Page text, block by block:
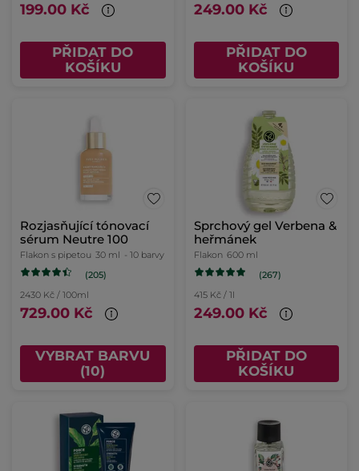
199.00 Kč
PŘIDAT DO
KOŠÍKU
249.00 Kč
PŘIDAT DO
KOŠÍKU
Rozjasňující tónovací
sérum Neutre 100
Flakon s pipetou 30 ml - 10 barvy
(205)
2430 Kč / 100ml
729.00 Kč
VYBRAT BARVU
(10)
Sprchový gel Verbena &
heřmánek
Flakon 600 ml
(267)
415 Kč / 1l
249.00 Kč
PŘIDAT DO
KOŠÍKU